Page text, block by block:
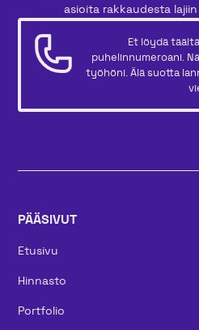
asioita rakkaudesta
Et löydä
puhelinnumeroani.
työhöni. Älä suotta
PÄÄSIVUT
Etusivu
Hinnasto
Portfolio